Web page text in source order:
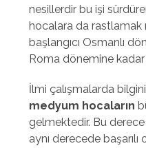
nesillerdir bu işi
hocalara da rastlamak
başlangıcı Osmanlı
Roma dönemine
İlmi çalışmalarda
medyum hocaların
gelmektedir. Bu
aynı derecede